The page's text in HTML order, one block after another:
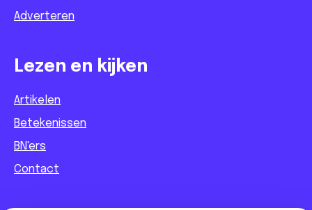
Adverteren
Lezen en kijken
Artikelen
Betekenissen
BN'ers
Contact